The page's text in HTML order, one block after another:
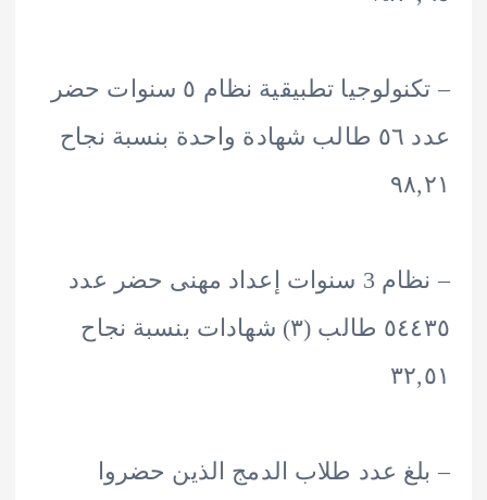
– تكنولوجيا تطبيقية نظام ٥ سنوات حضر
عدد ٥٦ طالب شهادة واحدة بنسبة نجاح
– نظام 3 سنوات إعداد مهنى حضر عدد
٥٤٤٣٥ طالب (۳) شهادات بنسبة نجاح
عدد طلاب الدمج الذين حضروا